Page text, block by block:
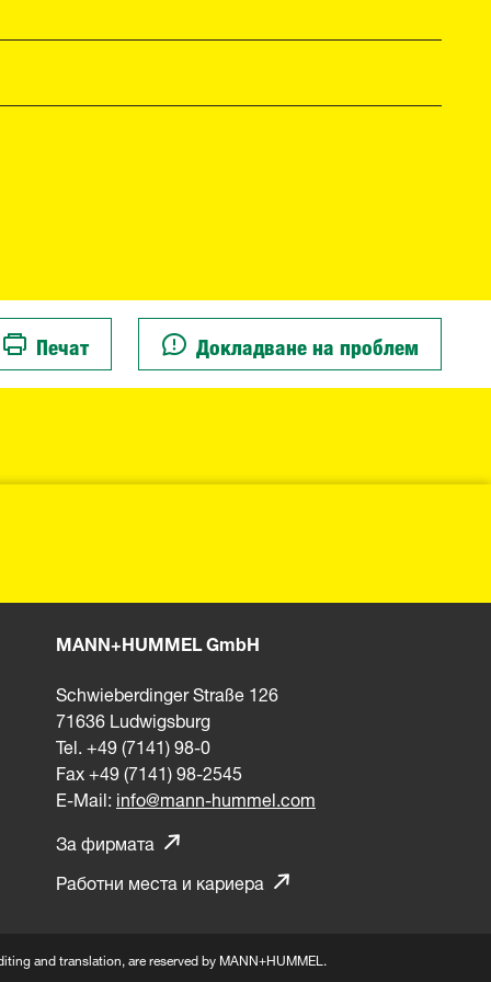
Печат Докладване на проблем
MANN+HUMMEL GmbH
Schwieberdinger Straße 126
71636 Ludwigsburg
Tel. +49 (7141) 98-0
Fax +49 (7141) 98-2545
E-Mail: info@mann-hummel.com
За фирмата
Работни места и кариера
and translation, are reserved by MANN+HUMMEL.